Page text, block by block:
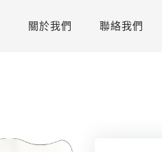
關於我們 聯絡我們